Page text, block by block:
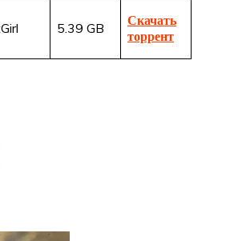
5.39 GB
Скачать
торрент